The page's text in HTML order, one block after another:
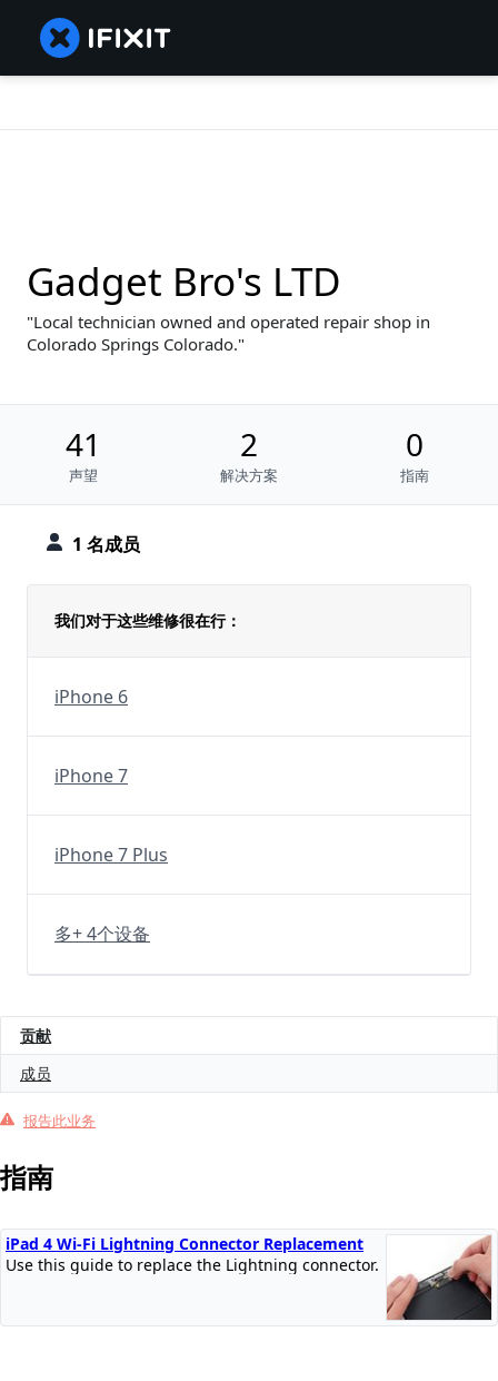
1 名成员
Gadget Bro's LTD
Local technician owned and operated repair shop in
Colorado Springs Colorado.
41
声望
2
解决方案
0
指南
我们对于这些维修很在行：
iPhone 6
iPhone 7
iPhone 7 Plus
多+ 4个设备
贡献
成员
报告此业务
指南
iPad 4 Wi-Fi Lightning Connector Replacement
Use this guide to replace the Lightning connector.